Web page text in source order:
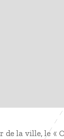
la ville, le «